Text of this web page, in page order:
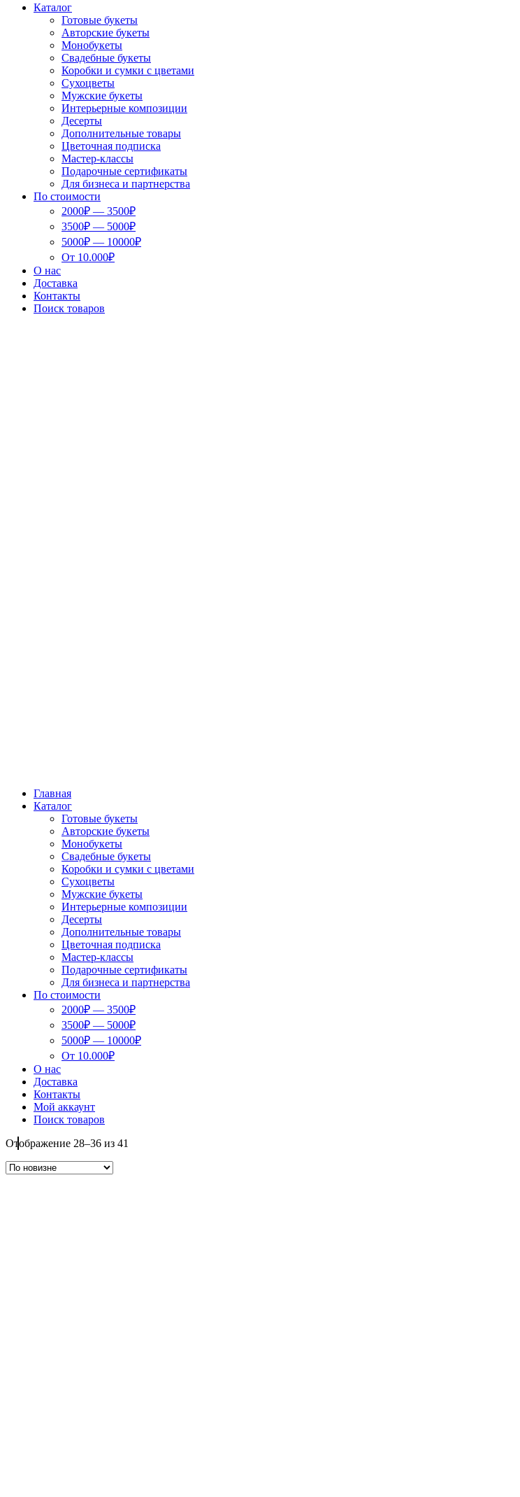
Каталог
Готовые букеты
Авторские букеты
Монобукеты
Свадебные букеты
Коробки и сумки с цветами
Сухоцветы
Мужские букеты
Интерьерные композиции
Десерты
Дополнительные товары
Цветочная подписка
Мастер-классы
Подарочные сертификаты
Для бизнеса и партнерства
По стоимости
2000₽ — 3500₽
3500₽ — 5000₽
5000₽ — 10000₽
От 10.000₽
О нас
Доставка
Контакты
Поиск товаров
Главная
Каталог
Готовые букеты
Авторские букеты
Монобукеты
Свадебные букеты
Коробки и сумки с цветами
Сухоцветы
Мужские букеты
Интерьерные композиции
Десерты
Дополнительные товары
Цветочная подписка
Мастер-классы
Подарочные сертификаты
Для бизнеса и партнерства
По стоимости
2000₽ — 3500₽
3500₽ — 5000₽
5000₽ — 10000₽
От 10.000₽
О нас
Доставка
Контакты
Мой аккаунт
Поиск товаров
Отображение 28–36 из 41